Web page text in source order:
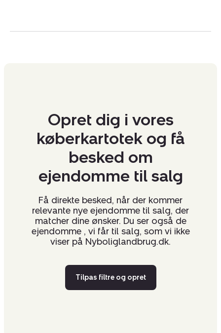
med de stærkeste markedsandele i Sydjylland - men
Opret dig i vores
køberkartotek og få
besked om
ejendomme til salg
Få direkte besked, når der kommer
relevante nye ejendomme til salg, der
matcher dine ønsker. Du ser også de
ejendomme , vi får til salg, som vi ikke
viser på Nyboliglandbrug.dk.
Tilpas filtre og opret